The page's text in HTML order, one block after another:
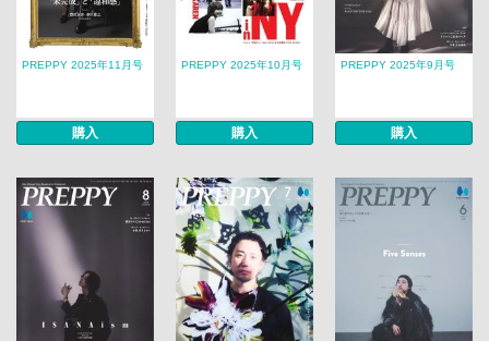
PREPPY 2025年11月号
購入
PREPPY 2025年10月号
購入
PREPPY 2025年9月号
購入